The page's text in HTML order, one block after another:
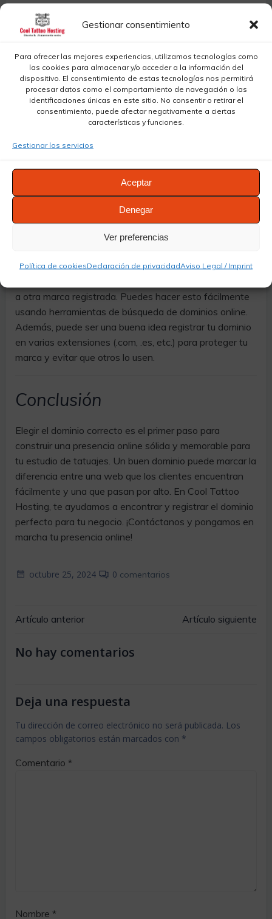
Gestionar consentimiento
Para ofrecer las mejores experiencias, utilizamos tecnologías como
las cookies para almacenar y/o acceder a la información del
dispositivo. El consentimiento de estas tecnologías nos permitirá
procesar datos como el comportamiento de navegación o las
identificaciones únicas en este sitio. No consentir o retirar el
consentimiento, puede afectar negativamente a ciertas
características y funciones.
Gestionar los servicios
Aceptar
Denegar
Ver preferencias
Política de cookiesDeclaración de privacidadAviso Legal / Imprint
4. Evita caracteres
especiales y números
Los números, guiones y caracteres especiales pueden
ser confusos para los clientes y provocar errores al
escribir tu dominio. Mantén el dominio simple, sin
5. Investiga la
disponibilidad y
protección de marca
Antes de tomar una decisión final, asegúrate de que el
a otra marca registrada. Puedes hacer esto fácilmente
usando herramientas de búsqueda de dominios online.
Además, puede ser una buena idea registrar tu dominio
en varias extensiones (.com, .es, etc.) para proteger tu
marca y evitar que otros lo usen.
Conclusión
Elegir el dominio correcto es el primer paso para
construir una presencia online sólida y memorable para
tu estudio de tatuajes. Un buen dominio puede marcar la
diferencia entre una web que los clientes encuentran
fácilmente y una que pasan por alto. En Cool Tattoo
Hosting, te ayudamos a encontrar y registrar el dominio
perfecto para tu negocio. ¡Contáctanos y pongamos en
marcha tu presencia online!
octubre 25, 2024 0 comentarios
Navegación
por
las
entradas
Artículo anterior
entradas
Artículo siguiente
No hay comentarios
Deja una respuesta
Tu dirección de correo electrónico no será publicada. Los
campos obligatorios están marcados con *
Comentario *
Nombre *